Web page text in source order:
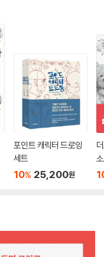
포인트 캐릭터 드로잉
세트
10% 25,200원